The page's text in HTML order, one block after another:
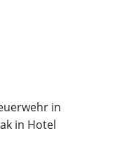
in
in Hotel